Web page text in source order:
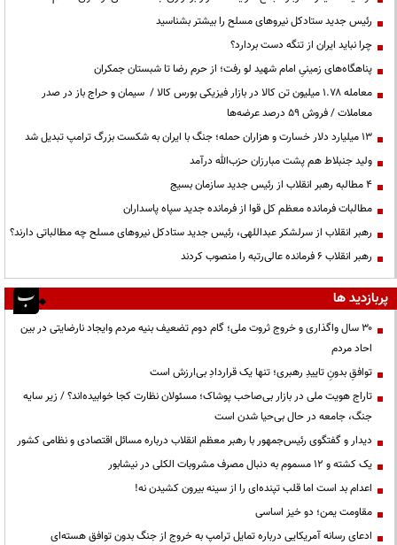
رئیس جدید ستادکل نیروهای مسلح را بیشتر بشناسید
چرا نباید ایران از تنگه دست بردارد؟
پناهگاه‌های زمینیِ امام شهید لو رفت؛ از حرم رضا تا شبستان جمکران
معامله ۱.۷۸ میلیون تن کالا در بازار فیزیکی بورس کالا / سیمان و حراج باز در صدر
معاملات / فروش ۵۹ درصد عرضه‌ها
۱۳ میلیارد دلار خسارت و هزاران حمله؛ جنگ با ایران به شکست بزرگ ترامپ تبدیل شد
ولید جنبلاط هم پشت مبارزان حزب‌الله درآمد
۴ مطالبه رهبر انقلاب از رئیس جدید سازمان بسیج
مطالبات فرمانده معظم کل قوا از فرمانده جدید سپاه پاسداران
رهبر انقلاب از سرلشکر عبداللهی، رئیس جدید ستادکل نیروهای مسلح چه مطالباتی دارند؟
رهبر انقلاب ۶ فرمانده عالی‌رتبه را منصوب کردند
پربازدید ها
۳۰ سال واگذاری و خروج ثروت ملی؛ گام دوم تضعیف بنیه مردم وایجاد نارضایتی در بین
احاد مردم
توافقِ بدونِ تاییدِ رهبری؛ تنها یک قراردادِ بی‌ارزش است
تاراج هویت ملی در بازار بی‌صاحب پوشاک؛ مسئولان نظارت کجا خوابیده‌اند؟ / زیر سایه
جنگ، جامعه در حال بی‌حیا شدن است
دیدار و گفتگوی رئیس‌جمهور با رهبر معظم انقلاب درباره مسائل اقتصادی و نظامی کشور
یک کشته و ۱۲ مسموم به دنبال مصرف مشروبات الکلی در نیشابور
اعدام بد است اما قلب تپنده‌ای را از سینه بیرون کشیدن نه!
مقاومت یمن؛ دو خیز اساسی
ادعای رسانه آمریکایی درباره تمایل ترامپ به خروج از جنگ بدون توافق هسته‌ای